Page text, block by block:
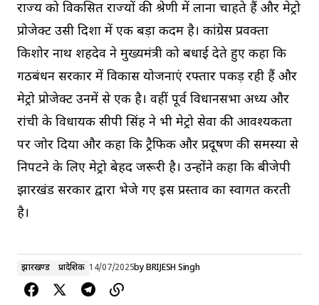
राज्य को विकसित राज्यों की श्रेणी में लाना चाहते हैं और मेट्रो
प्रोजेक्ट उसी दिशा में एक बड़ा कदम है। कांग्रेस प्रवक्ता
किशोर नाथ शहदेव ने मुख्यमंत्री को बधाई देते हुए कहा कि
गठबंधन सरकार में विकास योजनाएं रफ्तार पकड़ रही हैं और
मेट्रो प्रोजेक्ट उनमें से एक है। वहीं पूर्व विधानसभा अध्यक्ष और
रांची के विधायक सीपी सिंह ने भी मेट्रो सेवा की आवश्यकता
पर जोर दिया और कहा कि ट्रैफिक और प्रदूषण की समस्या से
निपटने के लिए मेट्रो बेहद जरूरी है। उन्होंने कहा कि बीजेपी
झारखंड सरकार द्वारा भेजे गए इस प्रस्ताव का स्वागत करती
है।
झारखण्ड प्रादेशिक 14/07/2025byBRIJESH Singh